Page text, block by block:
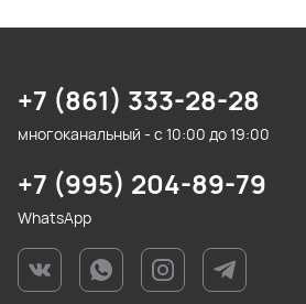
+7 (861) 333-28-28
многоканальный - с 10:00 до 19:00
+7 (995) 204-89-79
WhatsApp